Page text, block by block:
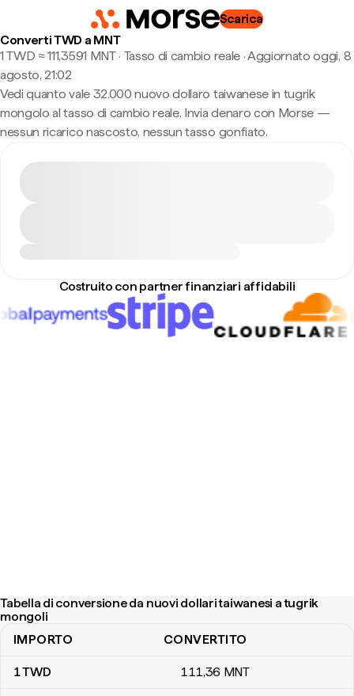
Scarica
Converti TWD a MNT
1 TWD ≈ 111,3591 MNT · Tasso di cambio reale·Aggiornato oggi, 8
agosto, 21:02
Vedi quanto vale 32.000 nuovo dollaro taiwanese in tugrik
mongolo al tasso di cambio reale. Invia denaro con Morse —
nessun ricarico nascosto, nessun tasso gonfiato.
Costruito con partner finanziari affidabili
Tabella di conversione da nuovi dollari taiwanesi a tugrik
mongoli
Tabella di conversione da nuovi dollari taiwanesi a tugrik mongoli
IMPORTO CONVERTITO
1TWD 111,36 MNT